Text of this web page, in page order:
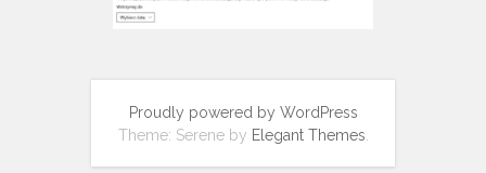
Proudly powered by WordPress
Theme: Serene by Elegant Themes.